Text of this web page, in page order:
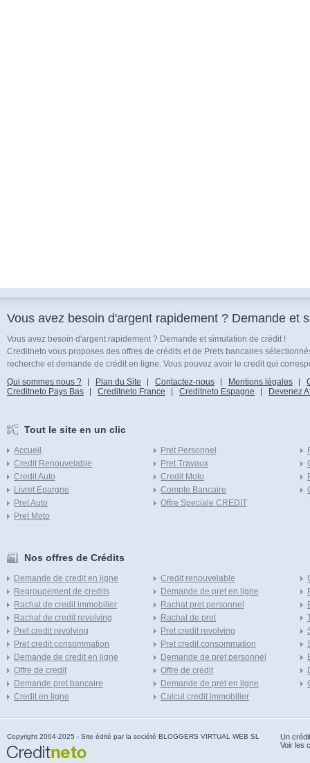
Vous avez besoin d'argent rapidement ? Demande et
Vous avez besoin d'argent rapidement ? Demande et simulation de crédit !
Creditneto vous proposes des offres de crédits et de Prets bancaires
recherche et demande de crédit en ligne. Vous pouvez avoir le credit qui
Qui sommes nous ?
Plan du Site Contactez-nous Mentions légales
Creditneto Pays Bas
Creditneto France Creditneto Espagne Devenez
Tout le site en un clic
Accueil
Credit Renouvelable
Credit Auto
Livret Epargne
Pret Auto
Pret Moto
Pret Personnel
Pret Travaux
Credit Moto
Compte Bancaire
Offre Speciale CREDIT
Nos offres de Crédits
Demande de credit en ligne
Regroupement de credits
Rachat de credit immobilier
Rachat de credit revolving
Pret credit revolving
Pret credit consommation
Demande de credit en ligne
Offre de credit
Demande pret bancaire
Credit en ligne
Credit renouvelable
Demande de pret en ligne
Rachat pret personnel
Rachat de pret
Pret credit revolving
Pret credit consommation
Demande de pret personnel
Offre de credit
Demande de pret en ligne
Calcul credit immobilier
Copyright 2004-2025 - Site édité par la société BLOGGERS VIRTUAL WEB SL
Un
Voir les